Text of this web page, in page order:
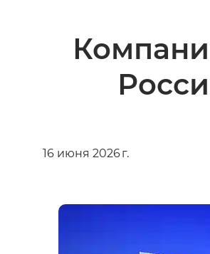
16 июня 2026 г.